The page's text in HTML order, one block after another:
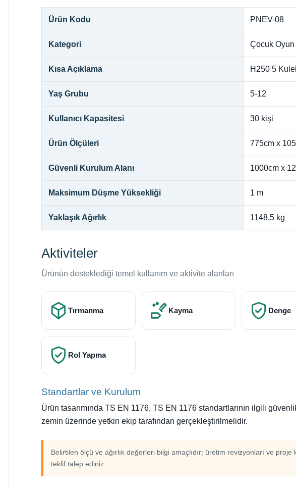
Ürün Kodu PNEV-08
Kategori Çocuk Oyun
Kısa Açıklama H250 5
Yaş Grubu 5-12
Kullanıcı Kapasitesi 30 kişi
Ürün Ölçüleri 775cm x
Güvenli Kurulum Alanı 1000cm x
Maksimum Düşme Yüksekliği 1 m
Yaklaşık Ağırlık 1148,5 kg
Aktiviteler
Ürünün desteklediği temel kullanım ve aktivite alanları
Tırmanma Kayma Denge
Rol Yapma
Standartlar ve Kurulum
Ürün tasarımında TS EN 1176, TS EN 1176 standartlarının ilgili
zemin üzerinde yetkin ekip tarafından gerçekleştirilmelidir.
Belirtilen ölçü ve ağırlık değerleri bilgi amaçlıdır; üretim revizyonları ve
teklif talep ediniz.